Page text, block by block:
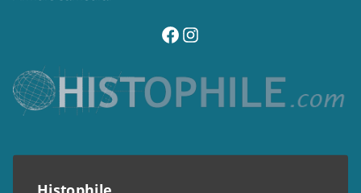
visitez notre page facebook
suivez notre compte instagram